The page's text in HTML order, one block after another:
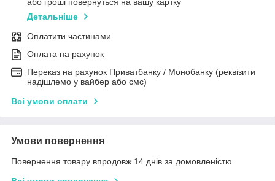
Детальніше
Оплатити частинами
Оплата на рахунок
Переказ на рахунок Приватбанку / Монобанку (реквізити
надішлемо у вайбер або смс)
Всі умови оплати
Умови повернення
Повернення товару впродовж 14 днів за домовленістю